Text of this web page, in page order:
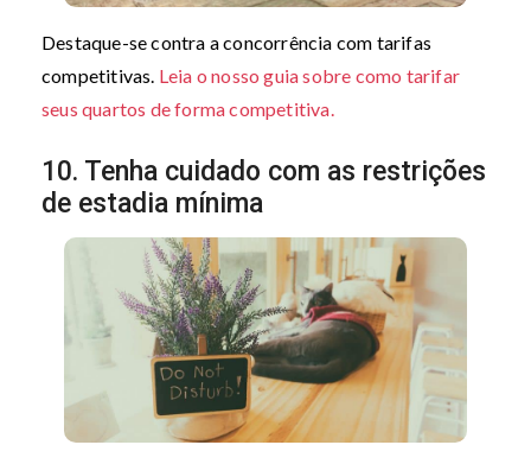
Destaque-se contra a concorrência com tarifas
competitivas. Leia o nosso guia sobre como tarifar
seus quartos de forma competitiva.
10. Tenha cuidado com as restrições
de estadia mínima